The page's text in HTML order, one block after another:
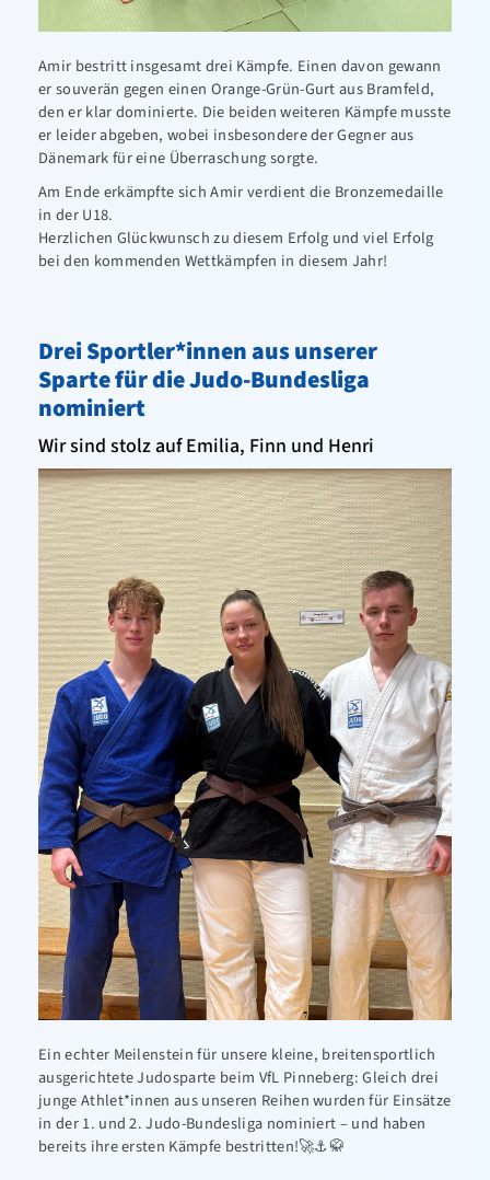
Amir bestritt insgesamt drei Kämpfe. Einen davon gewann
er souverän gegen einen Orange-Grün-Gurt aus Bramfeld,
den er klar dominierte. Die beiden weiteren Kämpfe musste
er leider abgeben, wobei insbesondere der Gegner aus
Dänemark für eine Überraschung sorgte.
Am Ende erkämpfte sich Amir verdient die Bronzemedaille
in der U18.
Herzlichen Glückwunsch zu diesem Erfolg und viel Erfolg
bei den kommenden Wettkämpfen in diesem Jahr!
Drei Sportler*innen aus unserer
Sparte für die Judo-Bundesliga
nominiert
Wir sind stolz auf Emilia, Finn und Henri
Ein echter Meilenstein für unsere kleine, breitensportlich
ausgerichtete Judosparte beim VfL Pinneberg: Gleich drei
junge Athlet*innen aus unseren Reihen wurden für Einsätze
in der 1. und 2. Judo-Bundesliga nominiert – und haben
bereits ihre ersten Kämpfe bestritten!🚀⚓️🥋